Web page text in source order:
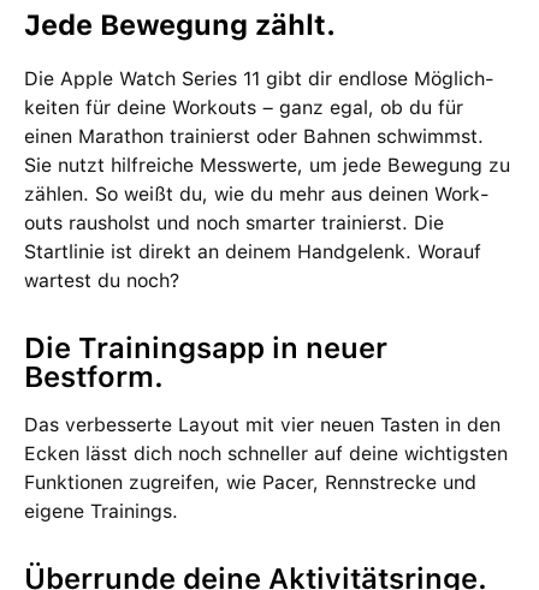
Jede Bewegung zählt.
Die Apple Watch Series 11 gibt dir endlose Möglich­
keiten für deine Work­outs – ganz egal, ob du für
einen Marathon trainierst oder Bahnen schwimmst.
Sie nutzt hilf­reiche Mess­werte, um jede Bewe­gung zu
zählen. So weißt du, wie du mehr aus deinen Work­
outs rausholst und noch smarter trainierst. Die
Startlinie ist direkt an deinem Hand­gelenk. Worauf
wartest du noch?
Die Trainings­app in neuer
Bestform.
Das ver­besserte Layout mit vier neuen Tasten in den
Ecken lässt dich noch schneller auf deine wichtigsten
Funk­tionen zu­greifen, wie Pacer, Rennstrecke und
eigene Trainings.
Überrunde deine Aktivitäts­ringe.